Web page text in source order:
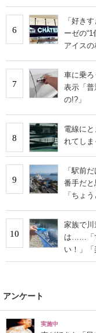
6
「好き
ーゼの
アイス
7
車に乗
表示「
の!?」
8
電線に
れてしま
9
「駅前
番手だ
「ちょ
10
家族で
は……「
い！」「
アンケート
実施中